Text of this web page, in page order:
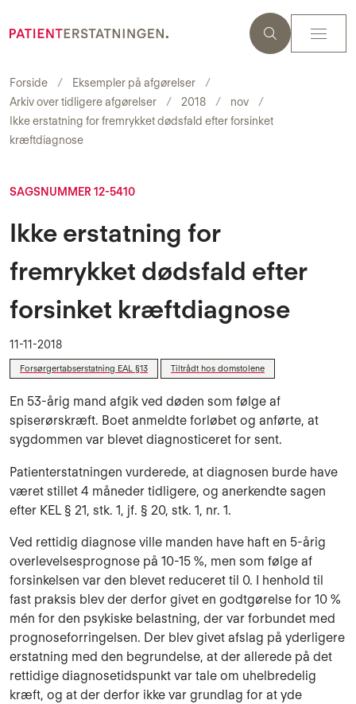
Forside
Eksempler på afgørelser
Arkiv over tidligere afgørelser
2018
nov
Ikke erstatning for fremrykket dødsfald efter forsinket
kræftdiagnose
SAGSNUMMER 12-5410
Ikke erstatning for
fremrykket dødsfald efter
forsinket kræftdiagnose
11-11-2018
Forsørgertabserstatning EAL §13 Tiltrådt hos domstolene
En 53-årig mand afgik ved døden som følge af
spiserørskræft. Boet anmeldte forløbet og anførte, at
sygdommen var blevet diagnosticeret for sent.
Patienterstatningen vurderede, at diagnosen burde have
været stillet 4 måneder tidligere, og anerkendte sagen
efter KEL § 21, stk. 1, jf. § 20, stk. 1, nr. 1.
Ved rettidig diagnose ville manden have haft en 5-årig
overlevelsesprognose på 10-15 %, men som følge af
forsinkelsen var den blevet reduceret til 0. I henhold til
fast praksis blev der derfor givet en godtgørelse for 10 %
mén for den psykiske belastning, der var forbundet med
prognoseforringelsen. Der blev givet afslag på yderligere
erstatning med den begrundelse, at der allerede på det
rettidige diagnosetidspunkt var tale om uhelbredelig
kræft, og at der derfor ikke var grundlag for at yde